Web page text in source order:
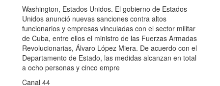
Washington, Estados Unidos. El gobierno de Estados
Unidos anunció nuevas sanciones contra altos
funcionarios y empresas vinculadas con el sector militar
de Cuba, entre ellos el ministro de las Fuerzas Armadas
Revolucionarias, Álvaro López Miera. De acuerdo con el
Departamento de Estado, las medidas alcanzan en total
a ocho personas y cinco empre
Canal 44